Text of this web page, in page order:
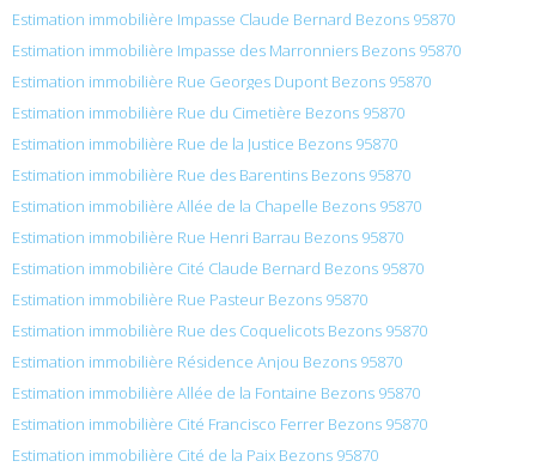
Estimation immobilière Impasse Claude Bernard Bezons 95870
Estimation immobilière Impasse des Marronniers Bezons 95870
Estimation immobilière Rue Georges Dupont Bezons 95870
Estimation immobilière Rue du Cimetière Bezons 95870
Estimation immobilière Rue de la Justice Bezons 95870
Estimation immobilière Rue des Barentins Bezons 95870
Estimation immobilière Allée de la Chapelle Bezons 95870
Estimation immobilière Rue Henri Barrau Bezons 95870
Estimation immobilière Cité Claude Bernard Bezons 95870
Estimation immobilière Rue Pasteur Bezons 95870
Estimation immobilière Rue des Coquelicots Bezons 95870
Estimation immobilière Résidence Anjou Bezons 95870
Estimation immobilière Allée de la Fontaine Bezons 95870
Estimation immobilière Cité Francisco Ferrer Bezons 95870
Estimation immobilière Cité de la Paix Bezons 95870